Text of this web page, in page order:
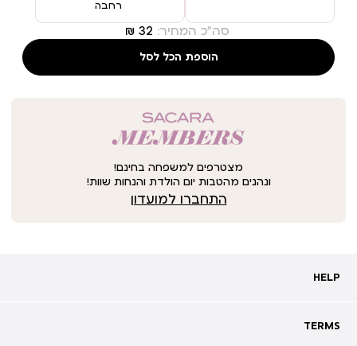
רחבה
סה"כ המחיר:
הוספת הכל לסל
מצטרפים למשפחה בחינם!
ונהנים מהטבות יום הולדת והנחות שוות!
התחברו למועדון
HELP
HELP
שאלות ותשובות
TERMS
TERMS